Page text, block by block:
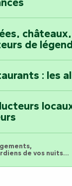
au
de
: les
de vos nuits...